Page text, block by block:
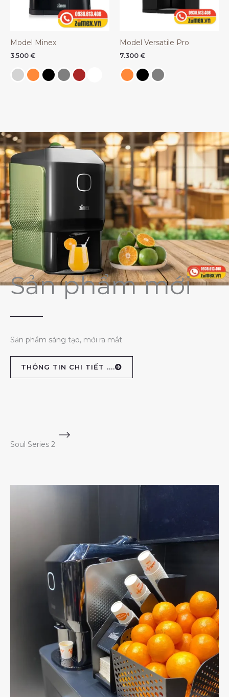
Model Minex
3.500 €
Model Versatile Pro
7.300 €
Sản phẩm mới
Sản phẩm sáng tạo, mới ra mắt
THÔNG TIN CHI TIẾT ....
Soul Series 2